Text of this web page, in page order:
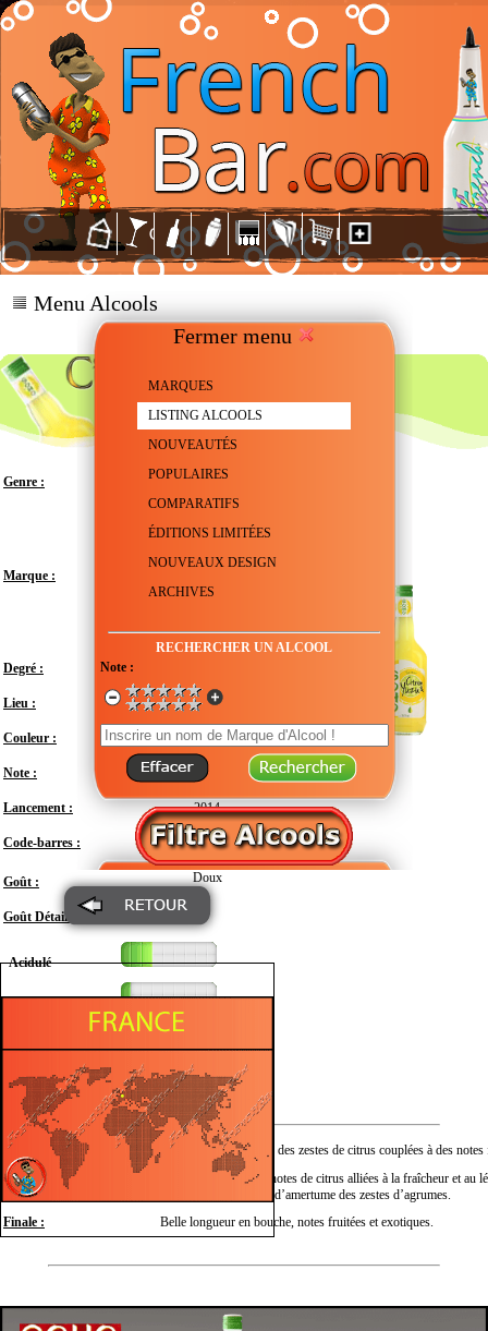
Fermer menu
MARQUES
LISTING ALCOOLS
NOUVEAUTÉS
POPULAIRES
COMPARATIFS
ÉDITIONS LIMITÉES
NOUVEAUX DESIGN
ARCHIVES
RECHERCHER UN ALCOOL
Note :
Menu Alcools
Genre : Liqueur aromatisée
Marque :
Degré :
Lieu : France
Couleur :
Note : En attente de test
Lancement : 2014
Code-barres : 3047101683487
Goût : Doux
Goût Détail :
Acidulé
Amer
Sucré
Nez : Fraîcheur et puissance des zestes de citrus couplées à des
Bouche :
Saveurs intenses des notes de citrus alliées à la fraîcheur et au
rehaussé par la pointe d’amertume des zestes d’agrumes.
Finale :
Belle longueur en bouche, notes fruitées et exotiques.